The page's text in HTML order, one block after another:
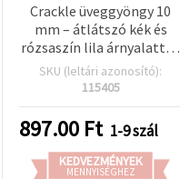
Crackle üveggyöngy 10
mm – átlátszó kék és
rózsaszín lila árnyalattal,
AB bevonattal, 1 mm
furat, szál ~85 db –
ékszerkészítéshez és
színes kreatív hobby
dekor alapanyagokhoz
SKU (leltári azonosító):
115405
897.00 Ft 1-9 szál
KEDVEZMÉNYEK
MENNYISÉGHEZ